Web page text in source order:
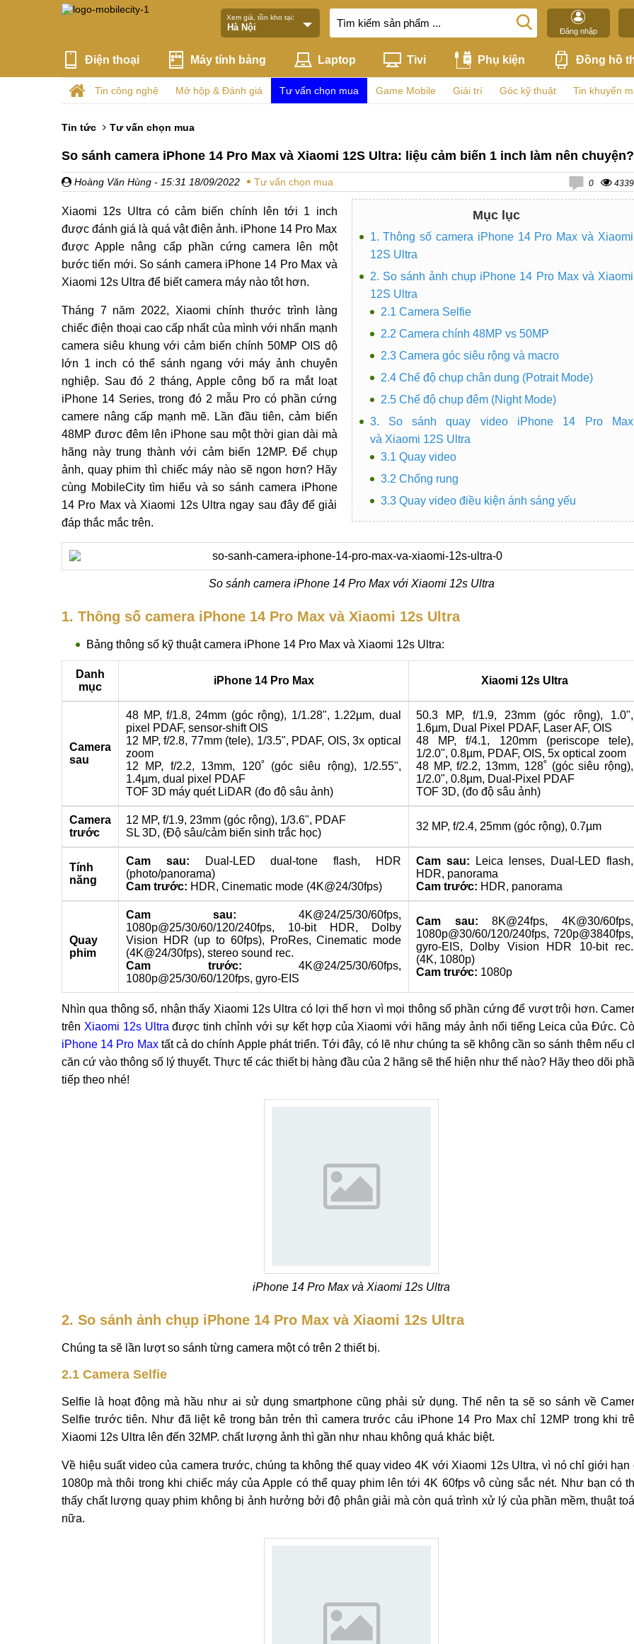
Xem giá, tồn kho tại:
Đăng nhập
Điện thoại Máy tính bảng Laptop Tivi Phụ kiện Đồng hồ
Tin công nghệ Mở hộp & Đánh giá Tư vấn chọn mua Game Mobile Giải trí Góc kỹ thuật Tin khuyến
Tin tức Tư vấn chọn mua
So sánh camera iPhone 14 Pro Max và Xiaomi 12S Ultra: liệu cảm biến 1 inch làm nên chuyện?
Hoàng Văn Hùng - 15:31 18/09/2022 Tư vấn chọn mua 0 4339
Mục lục
1. Thông số camera iPhone 14 Pro Max và Xiaomi
12S Ultra
2. So sánh ảnh chụp iPhone 14 Pro Max và Xiaomi
12S Ultra
2.1 Camera Selfie
2.2 Camera chính 48MP vs 50MP
2.3 Camera góc siêu rộng và macro
2.4 Chế độ chụp chân dung (Potrait Mode)
2.5 Chế độ chụp đêm (Night Mode)
3. So sánh quay video iPhone 14 Pro Max
và Xiaomi 12S Ultra
3.1 Quay video
3.2 Chống rung
3.3 Quay video điều kiện ánh sáng yếu
Xiaomi 12s Ultra có cảm biến chính lên tới 1 inch
được đánh giá là quá vật điện ảnh. iPhone 14 Pro Max
được Apple nâng cấp phần cứng camera lên một
bước tiến mới. So sánh camera iPhone 14 Pro Max và
Xiaomi 12s Ultra để biết camera máy nào tôt hơn.
Tháng 7 năm 2022, Xiaomi chính thước trình làng
chiếc điện thoại cao cấp nhất của mình với nhấn mạnh
camera siêu khung với cảm biến chính 50MP OIS dộ
lớn 1 inch có thể sánh ngang với máy ảnh chuyên
nghiệp. Sau đó 2 tháng, Apple công bố ra mắt loạt
iPhone 14 Series, trong đó 2 mẫu Pro có phần cứng
camere nâng cấp mạnh mẽ. Lần đầu tiên, cảm biến
48MP đươc đêm lên iPhone sau một thời gian dài mà
hãng này trung thành với cảm biến 12MP. Để chụp
ảnh, quay phim thì chiếc máy nào sẽ ngon hơn? Hãy
cùng MobileCity tìm hiểu và so sánh camera iPhone
14 Pro Max và Xiaomi 12s Ultra ngay sau đây để giải
đáp thắc mắc trên.
So sánh camera iPhone 14 Pro Max với Xiaomi 12s Ultra
1. Thông số camera iPhone 14 Pro Max và Xiaomi 12s Ultra
Bảng thông số kỹ thuật camera iPhone 14 Pro Max và Xiaomi 12s Ultra:
Danh
mục
iPhone 14 Pro Max Xiaomi 12s Ultra
Camera
sau
48 MP, f/1.8, 24mm (góc rộng), 1/1.28", 1.22µm, dual
pixel PDAF, sensor-shift OIS
12 MP, f/2.8, 77mm (tele), 1/3.5", PDAF, OIS, 3x optical
zoom
12 MP, f/2.2, 13mm, 120˚ (góc siêu rộng), 1/2.55",
1.4µm, dual pixel PDAF
TOF 3D máy quét LiDAR (đo độ sâu ảnh)
50.3 MP, f/1.9, 23mm (góc rộng), 1.0",
1.6µm, Dual Pixel PDAF, Laser AF, OIS
48 MP, f/4.1, 120mm (periscope tele),
1/2.0", 0.8µm, PDAF, OIS, 5x optical zoom
48 MP, f/2.2, 13mm, 128˚ (góc siêu rộng),
1/2.0", 0.8µm, Dual-Pixel PDAF
TOF 3D, (đo độ sâu ảnh)
Camera
trước
12 MP, f/1.9, 23mm (góc rộng), 1/3.6", PDAF
SL 3D, (Độ sâu/cảm biến sinh trắc học)
32 MP, f/2.4, 25mm (góc rộng), 0.7µm
Tính
năng
Cam sau: Dual-LED dual-tone flash, HDR
(photo/panorama)
Cam trước: HDR, Cinematic mode (4K@24/30fps)
Cam sau: Leica lenses, Dual-LED flash,
HDR, panorama
Cam trước: HDR, panorama
Quay
phim
Cam sau: 4K@24/25/30/60fps,
1080p@25/30/60/120/240fps, 10-bit HDR, Dolby
Vision HDR (up to 60fps), ProRes, Cinematic mode
(4K@24/30fps), stereo sound rec.
Cam trước: 4K@24/25/30/60fps,
1080p@25/30/60/120fps, gyro-EIS
Cam sau: 8K@24fps, 4K@30/60fps,
1080p@30/60/120/240fps, 720p@3840fps,
gyro-EIS, Dolby Vision HDR 10-bit rec.
(4K, 1080p)
Cam trước: 1080p
Nhìn qua thông số, nhận thấy Xiaomi 12s Ultra có lợi thế hơn vì mọi thông số phần cứng để vượt trội hơn.
trên Xiaomi 12s Ultra được tinh chỉnh với sự kết hợp của Xiaomi với hãng máy ảnh nổi tiếng Leica của Đức.
iPhone 14 Pro Maxtất cả do chính Apple phát triển. Tới đây, có lẽ như chúng ta sẽ không cần so sánh thêm nếu
căn cứ vào thông số lý thuyết. Thực tế các thiết bị hàng đầu của 2 hãng sẽ thể hiện như thế nào? Hãy theo dõi
tiếp theo nhé!
iPhone 14 Pro Max và Xiaomi 12s Ultra
2. So sánh ảnh chụp iPhone 14 Pro Max và Xiaomi 12s Ultra
Chúng ta sẽ lần lượt so sánh từng camera một có trên 2 thiết bị.
2.1 Camera Selfie
Selfie là hoạt động mà hầu như ai sử dụng smartphone cũng phải sử dụng. Thế nên ta sẽ so sánh về
Selfie trước tiên. Như đã liệt kê trong bản trẻn thì camera trước cảu iPhone 14 Pro Max chỉ 12MP trong khi
Xiaomi 12s Ultra lên đến 32MP. chất lượng ảnh thì gần như nhau không quá khác biệt.
Về hiệu suất video của camera trước, chúng ta không thể quay video 4K với Xiaomi 12s Ultra, vì nó chỉ giới hạn
1080p mà thôi trong khi chiếc máy của Apple có thể quay phim lên tới 4K 60fps vô cùng sắc nét. Như bạn có
thấy chất lượng quay phim không bị ảnh hưởng bởi độ phân giải mà còn quá trình xử lý của phần mềm, thuật
nữa.